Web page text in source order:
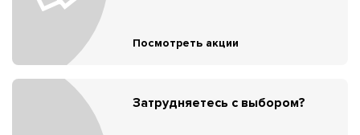
Посмотреть акции
Затрудняетесь с выбором?